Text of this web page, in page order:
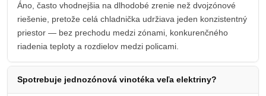
Áno, často vhodnejšia na dlhodobé zrenie než dvojzónové
riešenie, pretože celá chladnička udržiava jeden konzistentný
priestor — bez prechodu medzi zónami, konkurenčného
riadenia teploty a rozdielov medzi policami.
Spotrebuje jednozónová vinotéka veľa elektriny?